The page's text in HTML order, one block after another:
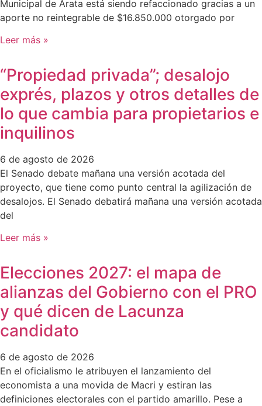
Municipal de Arata está siendo refaccionado gracias a un
aporte no reintegrable de $16.850.000 otorgado por
Leer más »
“Propiedad privada”; desalojo
exprés, plazos y otros detalles de
lo que cambia para propietarios e
inquilinos
6 de agosto de 2026
El Senado debate mañana una versión acotada del
proyecto, que tiene como punto central la agilización de
desalojos. El Senado debatirá mañana una versión acotada
del
Leer más »
Elecciones 2027: el mapa de
alianzas del Gobierno con el PRO
y qué dicen de Lacunza
candidato
6 de agosto de 2026
En el oficialismo le atribuyen el lanzamiento del
economista a una movida de Macri y estiran las
definiciones electorales con el partido amarillo. Pese a